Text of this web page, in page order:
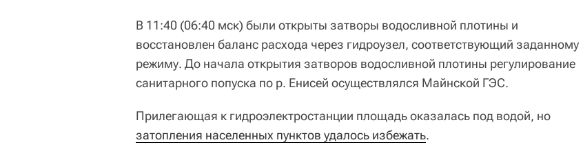
В 11:40 (06:40 мск) были открыты затворы водосливной плотины и
восстановлен баланс расхода через гидроузел, соответствующий заданному
режиму. До начала открытия затворов водосливной плотины регулирование
санитарного попуска по р. Енисей осуществлялся Майнской ГЭС.
Прилегающая к гидроэлектростанции площадь оказалась под водой, но
затопления населенных пунктов удалось избежать.